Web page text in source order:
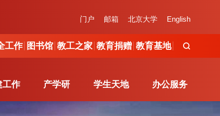
工作
概况
产学研
产学研简介
学生天地
新闻动态
办公服务
学院办公室
门户 邮箱 北京大学 English
工作 图书馆 教工之家 教育捐赠 教育基地
工作 产学研 学生天地 办公服务